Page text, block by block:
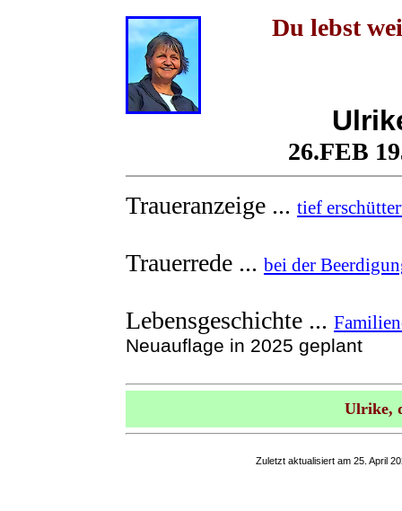
Du lebst
26.FEB
Traueranzeige ... tief
Trauerrede ... bei der
Lebensgeschichte ...
Neuauflage in 2025 geplant
Ulrike,
Zuletzt aktualisiert am 25. April